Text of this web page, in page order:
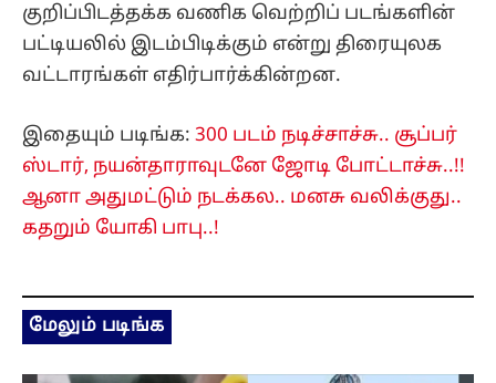
குறிப்பிடத்தக்க வணிக வெற்றிப் படங்களின்
பட்டியலில் இடம்பிடிக்கும் என்று திரையுலக
வட்டாரங்கள் எதிர்பார்க்கின்றன.
இதையும் படிங்க: 300 படம் நடிச்சாச்சு.. சூப்பர்
ஸ்டார், நயன்தாராவுடனே ஜோடி போட்டாச்சு..!!
ஆனா அதுமட்டும் நடக்கல.. மனசு வலிக்குது..
கதறும் யோகி பாபு..!
மேலும் படிங்க